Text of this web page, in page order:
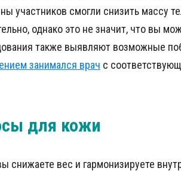
участников смогли снизить массу
однако это не значит, что вы
также выявляют возможные
занимался врач с
для кожи
снижаете вес и гармонизируете